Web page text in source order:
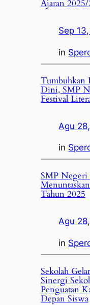
Ajaran
Sep
in
Tumbuhkan
Dini, SMP
Festival
Agu
in
SMP
Tahun 2025
Agu
in
Sekolah
Sinergi
Penguatan
Depan Siswa